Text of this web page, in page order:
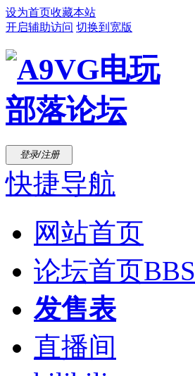
设为首页收藏本站
开启辅助访问 切换到宽版
登录/注册
快捷导航
网站首页
论坛首页BBS
发售表
直播间